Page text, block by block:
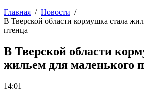
Главная
Новости
В Тверской области кормушка стала
птенца
В Тверской области
жильем для маленького
14:01